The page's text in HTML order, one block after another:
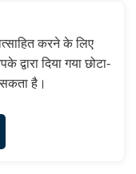
करने के लिए
दिया गया छोटा-
है।